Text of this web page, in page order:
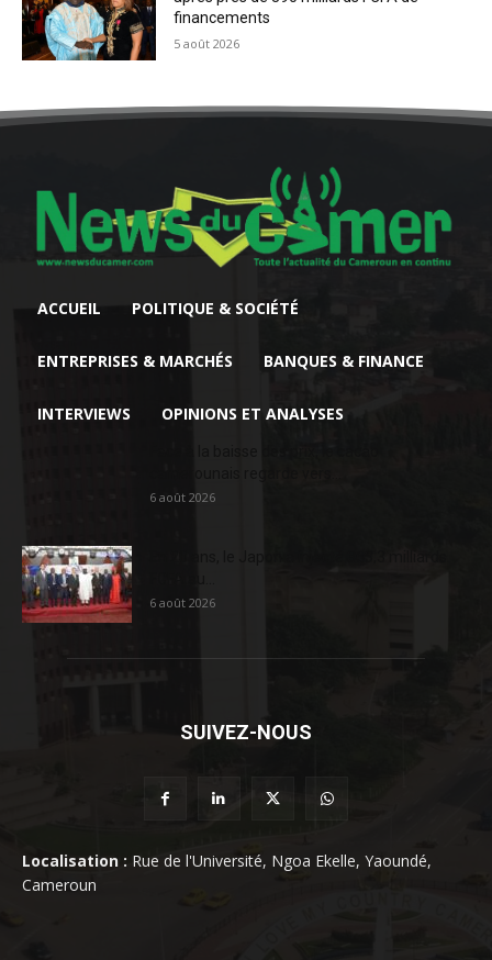
financements
5 août 2026
ACCUEIL POLITIQUE & SOCIÉTÉ
ENTREPRISES & MARCHÉS BANQUES & FINANCE
INTERVIEWS OPINIONS ET ANALYSES
6 août 2026
6 août 2026
SUIVEZ-NOUS
Localisation : Rue de l'Université, Ngoa Ekelle, Yaoundé,
Cameroun